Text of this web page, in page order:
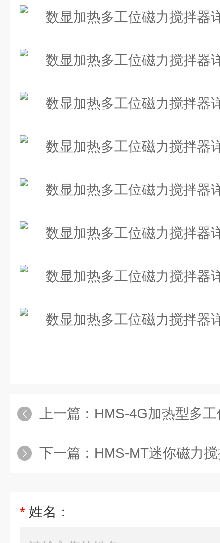
上一篇： HMS-4G加热型多
下一篇： HMS-MT迷你磁力
* 姓名：